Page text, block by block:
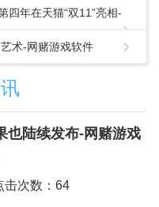
四年在天猫“双11”亮相-
术-网赌游戏软件
也陆续发布-网赌游戏
次数：64